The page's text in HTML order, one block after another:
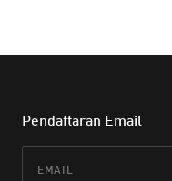
Pendaftaran Email